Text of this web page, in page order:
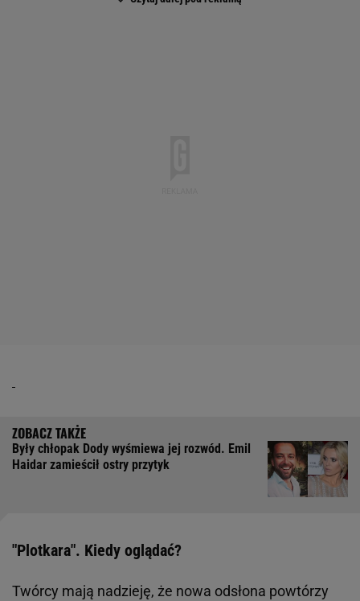
Były chłopak Dody wyśmiewa jej rozwód. Emil
Haidar zamieścił ostry przytyk
"Plotkara". Kiedy oglądać?
Twórcy mają nadzieję, że nowa odsłona powtórzy